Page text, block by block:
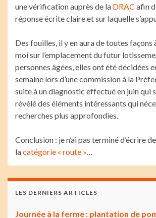
une vérification auprès de la DRAC afin
réponse écrite claire et sur laquelle
Des fouilles, il y en aura de toutes façons
moi sur l’emplacement du futur
personnes âgées, elles ont été décidées
semaine lors d’une commission à la
suite à un diagnostic effectué en juin qui
révélé des éléments intéressants qui
recherches plus approfondies.
Conclusion : je n’ai pas terminé d’écrire
lacatégorie « route »…
LES DERNIERS ARTICLES
Journée à la ferme : plantation de